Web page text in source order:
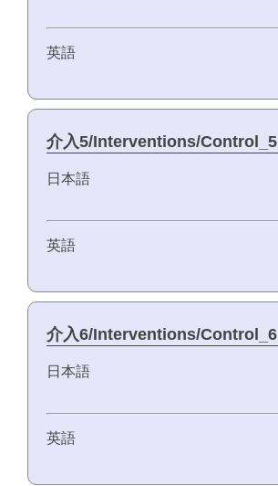
英語
介入5/Interventions/Control_5
日本語
英語
介入6/Interventions/Control_6
日本語
英語